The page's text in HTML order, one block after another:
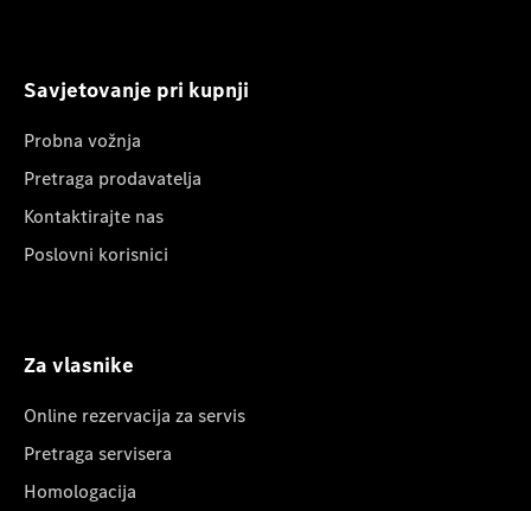
Savjetovanje pri kupnji
Probna vožnja
Pretraga prodavatelja
Kontaktirajte nas
Poslovni korisnici
Za vlasnike
Online rezervacija za servis
Pretraga servisera
Homologacija